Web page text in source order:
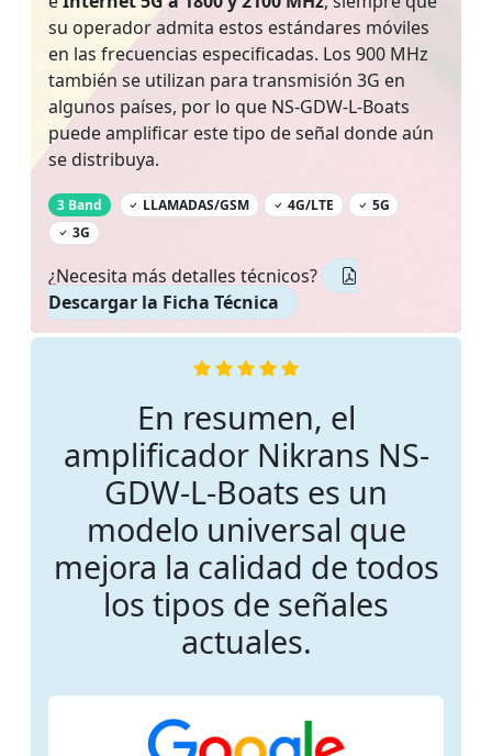
su operador admita estos estándares móviles
en las frecuencias especificadas. Los 900 MHz
también se utilizan para transmisión 3G en
algunos países, por lo que NS-GDW-L-Boats
puede amplificar este tipo de señal donde aún
se distribuya.
3 Band ‌ LLAMADAS/GSM 4G/LTE
5G
3G
¿Necesita más detalles técnicos?
Descargar la Ficha Técnica
En resumen, el
amplificador Nikrans NS-
GDW-L-Boats es un
modelo universal que
mejora la calidad de todos
los tipos de señales
actuales.